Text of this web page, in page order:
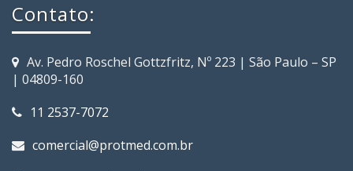
Contato:
Av. Pedro Roschel Gottzfritz, Nº 223 | São Paulo – SP
| 04809-160
11 2537-7072
comercial@protmed.com.br